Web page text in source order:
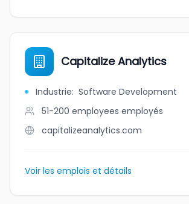
Capitalize Analytics
Industrie: Software Development
51-200 employees employés
capitalizeanalytics.com
Voir les emplois et détails